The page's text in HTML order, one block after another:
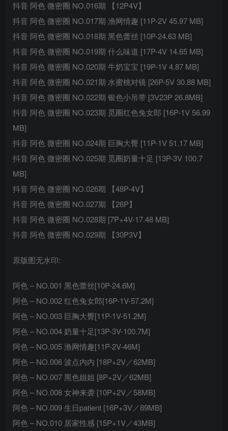
抖音 阿色 微密圈 NO.016期 【12P4V】
抖音 阿色 微密圈 NO.017期 渔网情趣 [11P-2V 45.97 MB]
抖音 阿色 微密圈 NO.018期 黑色蕾丝 [10P-24.63 MB]
抖音 阿色 微密圈 NO.019期 什么味道 [17P-4V 14.65 MB]
抖音 阿色 微密圈 NO.020期 牛奶宝宝 [19P-1V 4.87 MB]
抖音 阿色 微密圈 NO.021期 水蜜桃对镜 [26P-5V 30.88 MB]
抖音 阿色 微密圈 NO.022期 银色小吊带 [3V23P 26.8MB]
抖音 阿色 微密圈 NO.023期 觅圈红色兔女郎 [16P-1V 56.99
MB]
抖音 阿色 微密圈 NO.024期 巨胸大臀 [11P-1V 51.17 MB]
抖音 阿色 微密圈 NO.025期 觅圈奶量十足 [13P-3V 100.7
MB]
抖音 阿色 微密圈 NO.026期 【48P-4V】
抖音 阿色 微密圈 NO.027期 【26P】
抖音 阿色 微密圈 NO.028期 [7P+4V-17.48 MB]
抖音 阿色 微密圈 NO.029期 【30P3V】
原版图无水印:
阿色 – NO.001 黑色蕾丝[10P-24.6M]
阿色 – NO.002 红色兔女郎[16P-1V-57.2M]
阿色 – NO.003 巨胸大臀[11P-1V-51.2M]
阿色 – NO.004 奶量十足[13P-3V-100.7M]
阿色 – NO.005 渔网情趣[11P-2V-46M]
阿色 – NO.006 波点内内 [18P+2V／62MB]
阿色 – NO.007 黑色姐姐 [8P+2V／62MB]
阿色 – NO.008 女神来袭 [10P+2V／58MB]
阿色 – NO.009 生日patient [16P+3V／89MB]
阿色 – NO.010 居家性感 [15P+1V／43MB]